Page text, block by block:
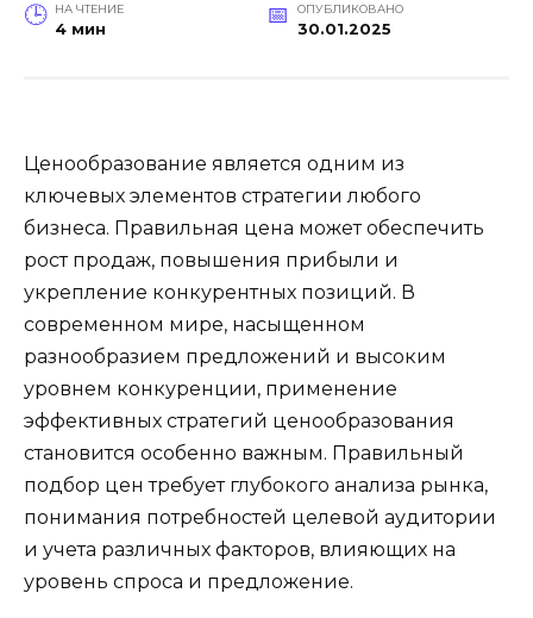
НА ЧТЕНИЕ
4 мин
ОПУБЛИКОВАНО
30.01.2025
Ценообразование является одним из
ключевых элементов стратегии любого
бизнеса. Правильная цена может обеспечить
рост продаж, повышения прибыли и
укрепление конкурентных позиций. В
современном мире, насыщенном
разнообразием предложений и высоким
уровнем конкуренции, применение
эффективных стратегий ценообразования
становится особенно важным. Правильный
подбор цен требует глубокого анализа рынка,
понимания потребностей целевой аудитории
и учета различных факторов, влияющих на
уровень спроса и предложение.